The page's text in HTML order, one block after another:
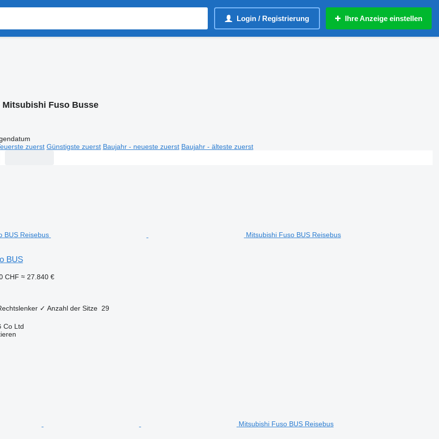
Login / Registrierung Ihre Anzeige einstellen
Mitsubishi Fuso Busse
zuerst Günstigste zuerst Baujahr - neueste zuerst Baujahr - älteste zuerst
Mitsubishi Fuso BUS Reisebus
BUS
CHF ≈ 27.840 €
✓ Anzahl der Sitze 29
Co Ltd
Mitsubishi Fuso BUS Reisebus